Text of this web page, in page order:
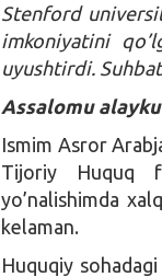
Stenford
imkoniyatini
uyushtirdi.
Assalomu
Ismim Asror
Tijoriy Huquq
yo’nalishimda
kelaman.
Huquqiy